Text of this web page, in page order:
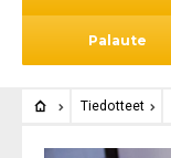
Palaute
Tiedotteet